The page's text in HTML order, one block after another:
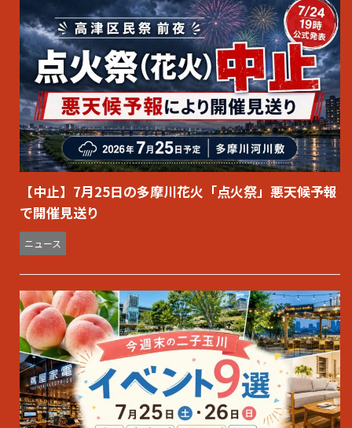
【中止】7月25日の多摩川花火「点火祭」悪天候予報
で開催見送り
ニュース